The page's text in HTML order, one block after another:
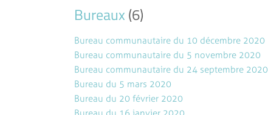
Bureaux(6)
Bureau communautaire du 10 décembre 2020
Bureau communautaire du 5 novembre 2020
Bureau communautaire du 24 septembre 2020
Bureau du 5 mars 2020
Bureau du 20 février 2020